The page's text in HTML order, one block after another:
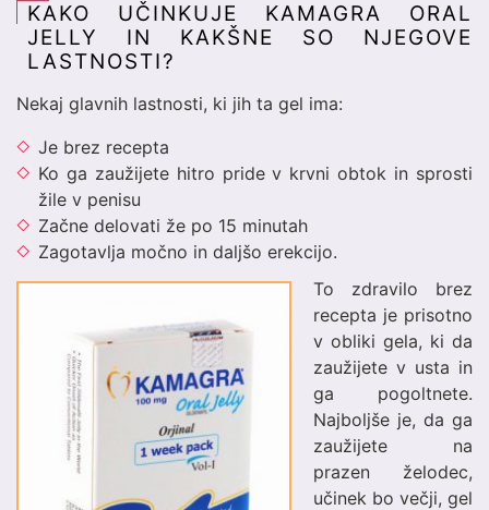
KAKO UČINKUJE KAMAGRA ORAL
JELLY IN KAKŠNE SO NJEGOVE
LASTNOSTI?
Nekaj glavnih lastnosti, ki jih ta gel ima:
Je brez recepta
Ko ga zaužijete hitro pride v krvni obtok in sprosti
žile v penisu
Začne delovati že po 15 minutah
Zagotavlja močno in daljšo erekcijo.
To zdravilo brez
recepta je prisotno
v obliki gela, ki da
zaužijete v usta in
ga pogoltnete.
Najboljše je, da ga
zaužijete na
prazen želodec,
učinek bo večji, gel